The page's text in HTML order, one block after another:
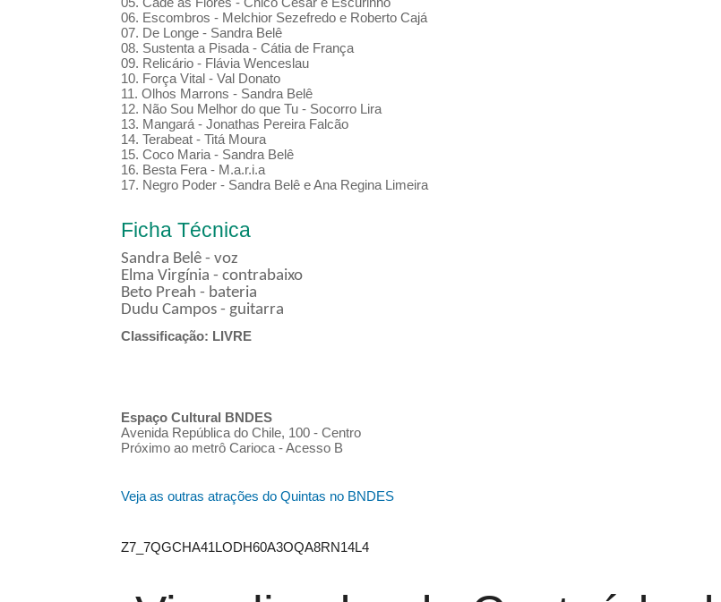
06. Escombros - Melchior Sezefredo e Roberto Cajá
07. De Longe - Sandra Belê
08. Sustenta a Pisada - Cátia de França
09. Relicário - Flávia Wenceslau
10. Força Vital - Val Donato
11. Olhos Marrons - Sandra Belê
12. Não Sou Melhor do que Tu - Socorro Lira
13. Mangará - Jonathas Pereira Falcão
14. Terabeat - Titá Moura
15. Coco Maria - Sandra Belê
16. Besta Fera - M.a.r.i.a
17. Negro Poder - Sandra Belê e Ana Regina Limeira
Ficha Técnica
Sandra Belê - voz
Elma Virgínia - contrabaixo
Beto Preah - bateria
Dudu Campos - guitarra
Classificação: LIVRE
Espaço Cultural BNDES
Avenida República do Chile, 100 - Centro
Próximo ao metrô Carioca - Acesso B
Veja as outras atrações do Quintas no BNDES
Z7_7QGCHA41LODH60A3OQA8RN14L4